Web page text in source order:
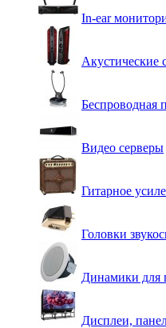
In-ear
Акустические
Беспроводная
Видео серверы
Гитарное
Головки
Динамики для
Дисплеи,